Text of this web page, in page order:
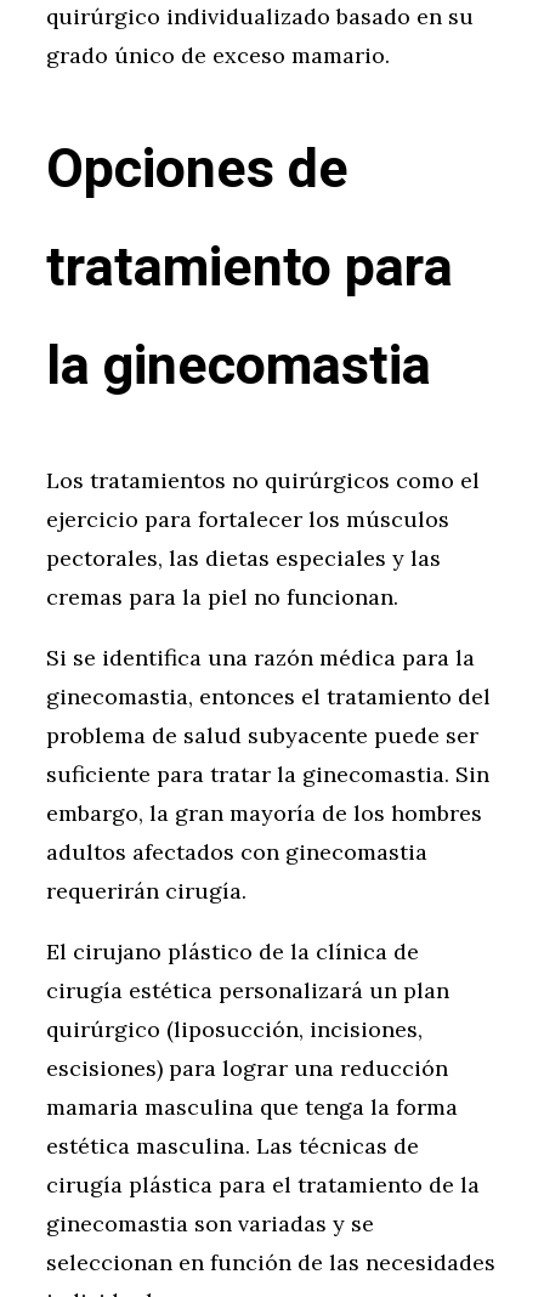
quirúrgico individualizado basado en su
grado único de exceso mamario.
Opciones de
tratamiento para
la ginecomastia
Los tratamientos no quirúrgicos como el
ejercicio para fortalecer los músculos
pectorales, las dietas especiales y las
cremas para la piel no funcionan.
Si se identifica una razón médica para la
ginecomastia, entonces el tratamiento del
problema de salud subyacente puede ser
suficiente para tratar la ginecomastia. Sin
embargo, la gran mayoría de los hombres
adultos afectados con ginecomastia
requerirán cirugía.
El cirujano plástico de la clínica de
cirugía estética personalizará un plan
quirúrgico (liposucción, incisiones,
escisiones) para lograr una reducción
mamaria masculina que tenga la forma
estética masculina. Las técnicas de
cirugía plástica para el tratamiento de la
ginecomastia son variadas y se
seleccionan en función de las necesidades